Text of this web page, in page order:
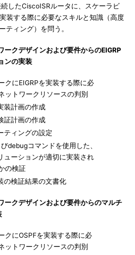
したCiscoISRルータに、スケーラビ
装する際に必要なスキルと知識（高度
ティング）を問う。
ークデザインおよび要件からのEIGRP
ンの実装
クにEIGRPを実装する際に必
ットワークリソースの判別
装計画の作成
証計画の作成
ティングの設定
debugコマンドを使用した、
ューションが適切に実装され
の検証
の検証結果の文書化
ークデザインおよび要件からのマルチ
クにOSPFを実装する際に必
ットワークリソースの判別